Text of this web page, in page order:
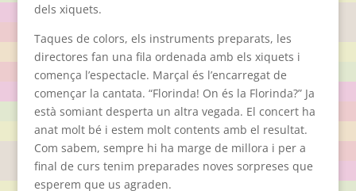
dels xiquets.
Taques de colors, els instruments preparats, les
directores fan una fila ordenada amb els xiquets i
comença l’espectacle. Marçal és l’encarregat de
començar la cantata. “Florinda! On és la Florinda?” Ja
està somiant desperta un altra vegada. El concert ha
anat molt bé i estem molt contents amb el resultat.
Com sabem, sempre hi ha marge de millora i per a
final de curs tenim preparades noves sorpreses que
esperem que us agraden.